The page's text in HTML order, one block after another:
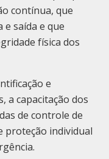
contínua, que
saída e que
física dos
e
a capacitação dos
de controle de
proteção individual